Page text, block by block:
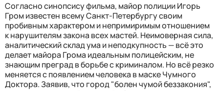
Согласно синопсису фильма, майор полиции Игорь
Гром известен всему Санкт-Петербургу своим
пробивным характером и непримиримым отношением
к нарушителям закона всех мастей. Неимоверная сила,
аналитический склад ума и неподкупность — всё это
делает майора Грома идеальным полицейским, не
знающим преград в борьбе с криминалом. Но всё резко
меняется с появлением человека в маске Чумного
Доктора. Заявив, что город "болен чумой беззакония",